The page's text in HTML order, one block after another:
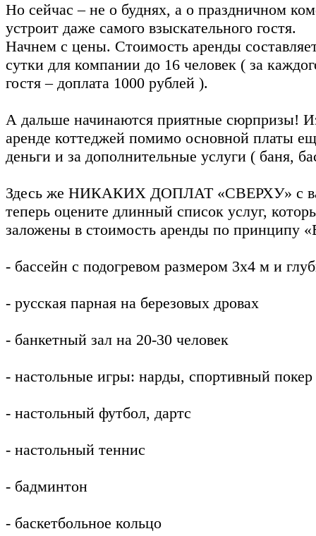
Но сейчас – не о буднях, а о праздничном
устроит даже самого взыскательного гостя.
Начнем с цены. Стоимость аренды
сутки для компании до 16 человек ( за
гостя – доплата 1000 рублей ).
А дальше начинаются приятные сюрпризы!
аренде коттеджей помимо основной платы
деньги и за дополнительные услуги ( баня,
Здесь же НИКАКИХ ДОПЛАТ «СВЕРХУ» с
теперь оцените длинный список услуг,
заложены в стоимость аренды по принципу
- бассейн с подогревом размером 3х4 м и
- русская парная на березовых дровах
- банкетный зал на 20-30 человек
- настольные игры: нарды, спортивный покер
- настольный футбол, дартс
- настольный теннис
- бадминтон
- баскетбольное кольцо